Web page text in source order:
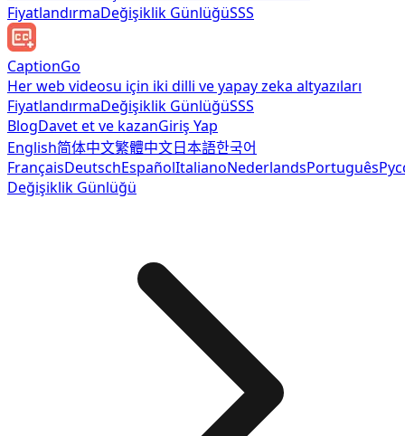
FiyatlandırmaDeğişiklik GünlüğüSSS
CaptionGo
Her web videosu için iki dilli ve yapay zeka altyazıları
FiyatlandırmaDeğişiklik GünlüğüSSS
BlogDavet et ve kazanGiriş Yap
English简体中文繁體中文日本語한국어
FrançaisDeutschEspañolItalianoNederlandsPortuguês
Değişiklik Günlüğü